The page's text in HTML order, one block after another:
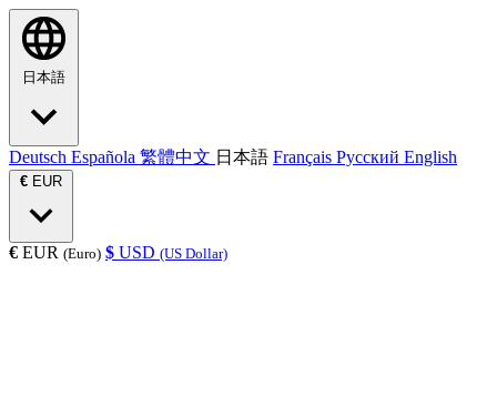
日本語
Deutsch Española 繁體中文 日本語 Français Русский English
€ EUR
€ EUR (Euro) $ USD (US Dollar)